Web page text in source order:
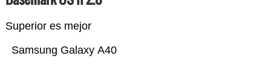
Superior es mejor
Samsung Galaxy A40